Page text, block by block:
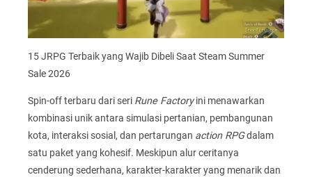
15 JRPG Terbaik yang Wajib Dibeli Saat Steam Summer
Sale 2026
Spin-off terbaru dari seri Rune Factoryini menawarkan
kombinasi unik antara simulasi pertanian, pembangunan
kota, interaksi sosial, dan pertarungan action RPGdalam
satu paket yang kohesif. Meskipun alur ceritanya
cenderung sederhana, karakter-karakter yang menarik dan